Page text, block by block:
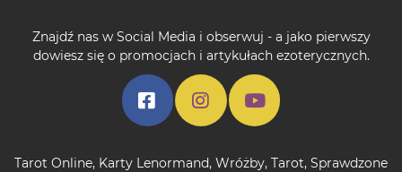
Znajdź nas w Social Media i obserwuj - a jako pierwszy
dowiesz się o promocjach i artykułach ezoterycznych.
Tarot Online, Karty Lenormand, Wróżby, Tarot, Sprawdzone